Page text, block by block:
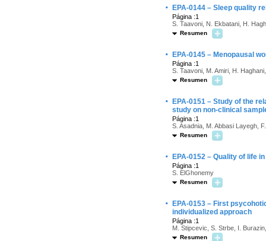
· EPA-0144 – Sleep quality
Página :1
S. Taavoni, N. Ekbatani, H.
Resumen
· EPA-0145 – Menopausal
Página :1
S. Taavoni, M. Amiri, H.
Resumen
·
EPA-0151 – Study of the
study on non-clinical
Página :1
S. Asadnia, M. Abbasi Layegh,
Resumen
· EPA-0152 – Quality of life
Página :1
S. ElGhonemy
Resumen
·
EPA-0153 – First
individualized approach
Página :1
M. Stipcevic, S. Strbe, I.
Resumen